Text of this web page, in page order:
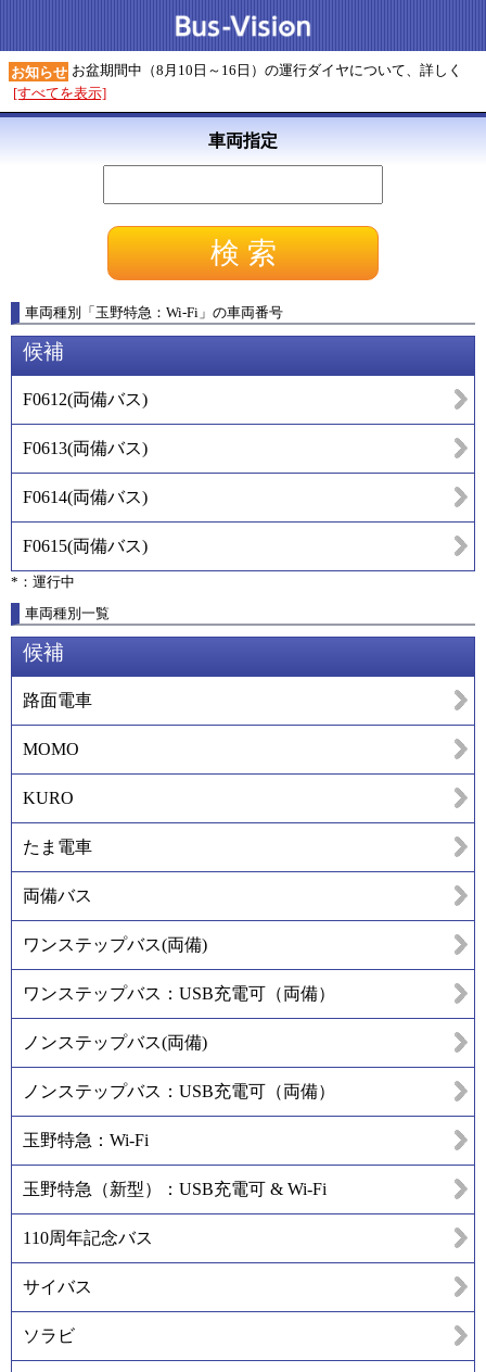
お知らせ お盆期間中（8月10日～16日）の運行ダイヤについて、詳しく
[すべてを表示]
車両指定
車両種別 「玉野特急：Wi-Fi 」 の車両番号
候補
F0612(両備バス)
F0613(両備バス)
F0614(両備バス)
F0615(両備バス)
*：運行中
車両種別一覧
候補
路面電車
MOMO
KURO
たま電車
両備バス
ワンステップバス(両備)
ワンステップバス：USB充電可（両備）
ノンステップバス(両備)
ノンステップバス：USB充電可（両備）
玉野特急：Wi-Fi
玉野特急（新型）：USB充電可 & Wi-Fi
110周年記念バス
サイバス
ソラビ